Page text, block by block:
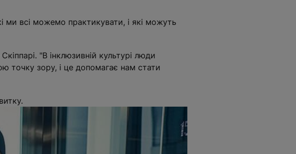
ми всі можемо практикувати, і які можуть
"В інклюзивній культурі люди
точку зору, і це допомагає нам стати